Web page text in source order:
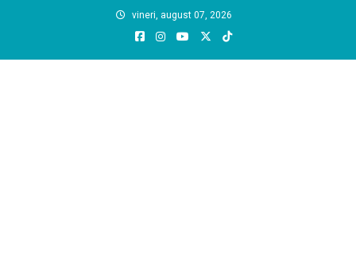
vineri, august 07, 2026